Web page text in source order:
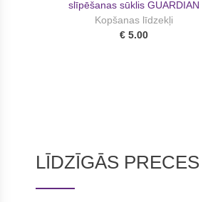
slīpēšanas sūklis GUARDIAN
Kopšanas līdzekļi
€ 5.00
LĪDZĪGĀS PRECES